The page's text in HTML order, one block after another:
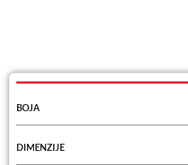
BOJA
DIMENZIJE